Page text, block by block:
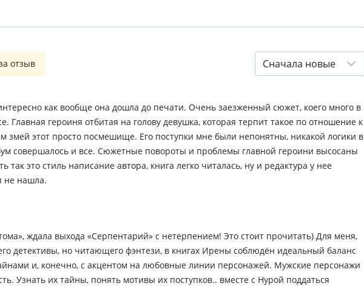
отзыв Сначала новые
как вообще она дошла до печати. Очень заезженный сюжет, коего много в
Главная героиня отбитая на голову девушка, которая терпит такое по отношение к
змей этот просто посмешище. Его поступки мне были непонятны, никакой логики в
совершалось и все. Сюжетные повороты и проблемы главной героини высосаны
так это стиль написание автора, книга легко читалась, ну и редактура у нее
не нашла.
ждала выхода «Серпентарий» с нетерпением! Это стоит прочитать) Для меня,
детективы, но читающего фэнтези, в книгах Ирены соблюдён идеальный баланс
и, конечно, с акцентом на любовные линии персонажей. Мужские персонажи
Узнать их тайны, понять мотивы их поступков.. вместе с Нурой поддаться